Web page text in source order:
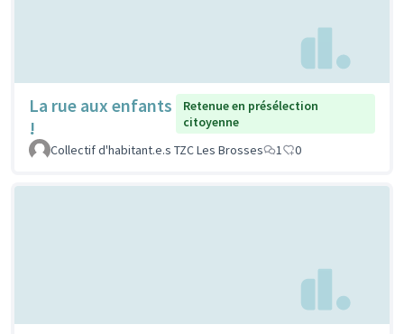
La rue aux enfants
!
Retenue en présélection
citoyenne
Collectif d'habitant.e.s TZC Les Brosses
1 0